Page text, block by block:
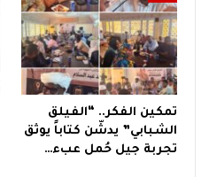
تمكين الفكر.. “الفيلق
الشبابي” يدشّن كتاباً يوثق
تجربة جيل حُمل عبء…